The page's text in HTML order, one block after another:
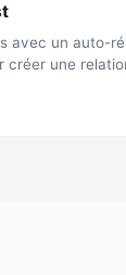
avec un auto-
créer une